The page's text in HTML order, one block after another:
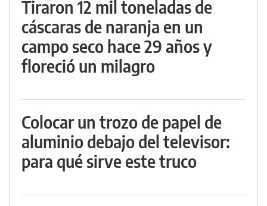
Tiraron 12 mil toneladas de
cáscaras de naranja en un
campo seco hace 29 años y
floreció un milagro
Colocar un trozo de papel de
aluminio debajo del televisor:
para qué sirve este truco